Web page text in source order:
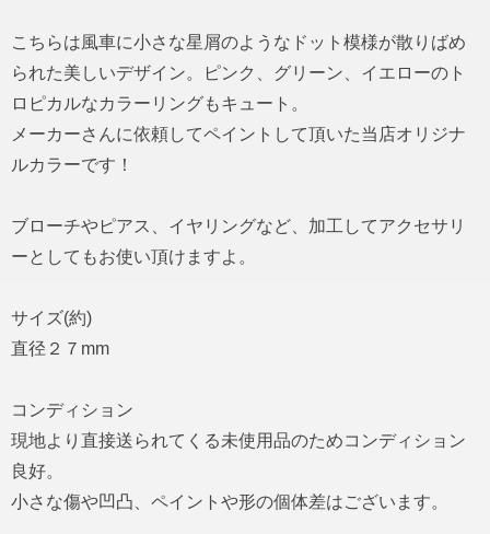
こちらは風車に小さな星屑のようなドット模様が散りばめ
られた美しいデザイン。ピンク、グリーン、イエローのト
ロピカルなカラーリングもキュート。
メーカーさんに依頼してペイントして頂いた当店オリジナ
ルカラーです！
ブローチやピアス、イヤリングなど、加工してアクセサリ
ーとしてもお使い頂けますよ。
サイズ(約)
直径２７mm
コンディション
現地より直接送られてくる未使用品のためコンディション
良好。
小さな傷や凹凸、ペイントや形の個体差はございます。